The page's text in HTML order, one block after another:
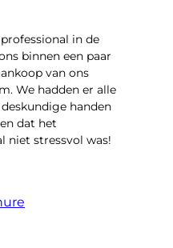
in de
binnen een paar
van ons
We hadden er alle
handen
dat het
niet stressvol was!